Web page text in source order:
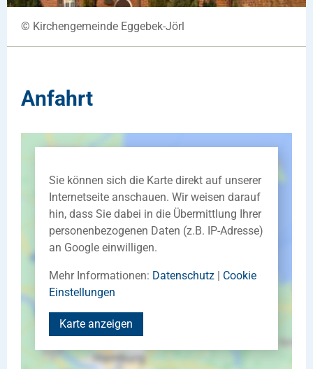
© Kirchengemeinde Eggebek-Jörl
Anfahrt
Sie können sich die Karte direkt auf unserer
Internetseite anschauen. Wir weisen darauf
hin, dass Sie dabei in die Übermittlung Ihrer
personenbezogenen Daten (z.B. IP-Adresse)
an Google einwilligen.
Mehr Informationen: Datenschutz | Cookie
Einstellungen
Karte anzeigen